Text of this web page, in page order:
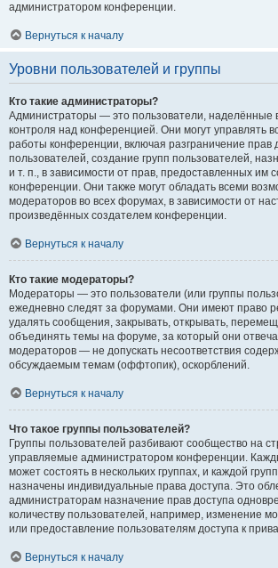
администратором конференции.
Вернуться к началу
Уровни пользователей и группы
Кто такие администраторы?
Администраторы — это пользователи, наделённые
контроля над конференцией. Они могут управлять
работы конференции, включая разграничение прав
пользователей, создание групп пользователей,
и т. п., в зависимости от прав, предоставленных им
конференции. Они также могут обладать всеми
модераторов во всех форумах, в зависимости от
произведённых создателем конференции.
Вернуться к началу
Кто такие модераторы?
Модераторы — это пользователи (или группы
ежедневно следят за форумами. Они имеют право
удалять сообщения, закрывать, открывать,
объединять темы на форуме, за который они
модераторов — не допускать несоответствия
обсуждаемым темам (оффтопик), оскорблений.
Вернуться к началу
Что такое группы пользователей?
Группы пользователей разбивают сообщество на
управляемые администратором конференции.
может состоять в нескольких группах, и каждой
назначены индивидуальные права доступа. Это
администраторам назначение прав доступа
количеству пользователей, например, изменение
или предоставление пользователям доступа к
Вернуться к началу